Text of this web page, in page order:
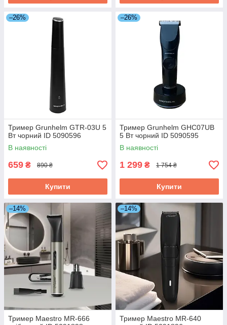
–26%
Тример Grunhelm GTR-03U 5
Вт чорний ID 5090596
В наявності
659 ₴ 890 ₴
Купити
–26%
Тример Grunhelm GHC07UB
5 Вт чорний ID 5090595
В наявності
1 299 ₴ 1 754 ₴
Купити
–14%
Тример Maestro MR-666
–14%
Тример Maestro MR-640